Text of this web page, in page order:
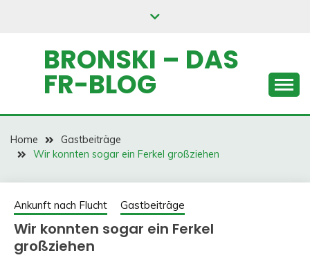
BRONSKI – DAS
FR-BLOG
Home
Gastbeiträge
Wir konnten sogar ein Ferkel großziehen
Ankunft nach Flucht Gastbeiträge
Wir konnten sogar ein Ferkel
großziehen